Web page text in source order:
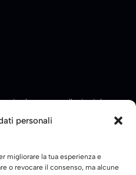
personali
migliorare la tua esperienza e
o revocare il consenso, ma alcune
le nuove collezioni, le
eventi e molto altro!